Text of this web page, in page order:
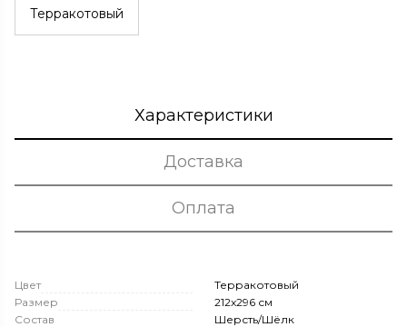
Терракотовый
Характеристики
Доставка
Оплата
Цвет
Терракотовый
Размер
212x296 см
Состав
Шерсть/Шёлк